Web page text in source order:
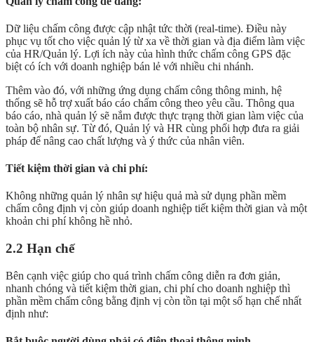
Dữ liệu chấm công được cập nhật tức thời (real-time). Điều này
phục vụ tốt cho việc quản lý từ xa về thời gian và địa điểm làm việc
của HR/Quản lý. Lợi ích này của hình thức chấm công GPS đặc
biệt có ích với doanh nghiệp bán lẻ với nhiều chi nhánh.
Thêm vào đó, với những ứng dụng chấm công thông minh, hệ
thống sẽ hỗ trợ xuất báo cáo chấm công theo yêu cầu. Thông qua
báo cáo, nhà quản lý sẽ nắm được thực trạng thời gian làm việc của
toàn bộ nhân sự. Từ đó, Quản lý và HR cùng phối hợp đưa ra giải
pháp để nâng cao chất lượng và ý thức của nhân viên.
Tiết kiệm thời gian và chi phí:
Không những quản lý nhân sự hiệu quả mà sử dụng phần mềm
chấm công định vị còn giúp doanh nghiệp tiết kiệm thời gian và một
khoản chi phí không hề nhỏ.
2.2 Hạn chế
Bên cạnh việc giúp cho quá trình chấm công diễn ra đơn giản,
nhanh chóng và tiết kiệm thời gian, chi phí cho doanh nghiệp thì
phần mềm chấm công bằng định vị còn tồn tại một số hạn chế nhất
định như: